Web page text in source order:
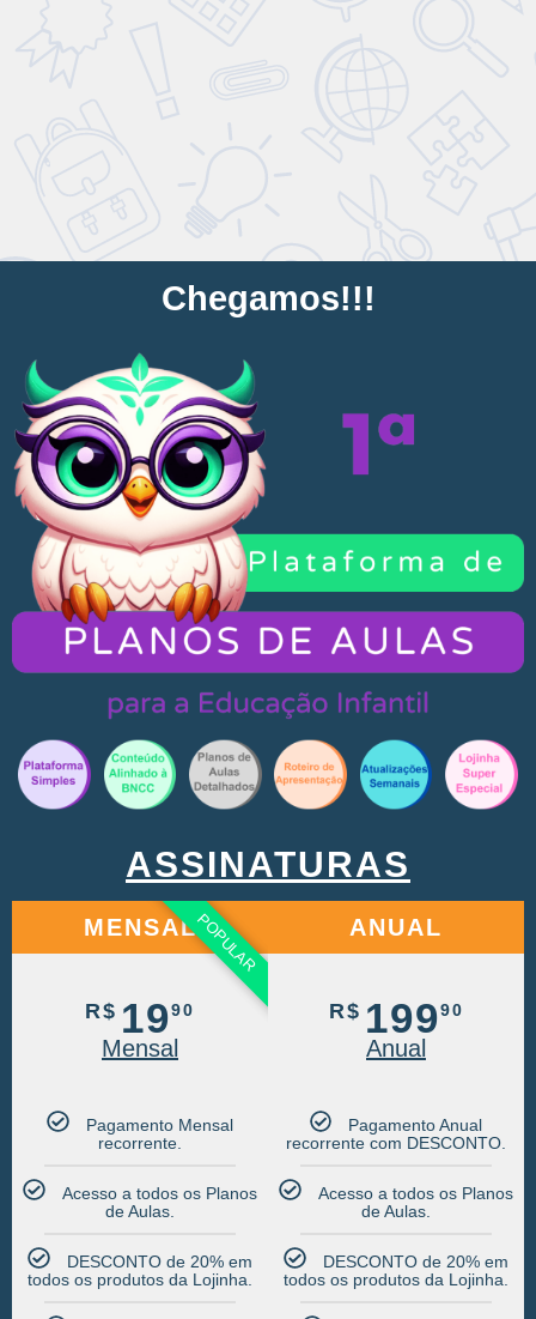
C hegamos!!!
ASSINATURAS
MENSAL
R$ 1990
Mensal
Pagamento Mensal
recorrente.​
Acesso a todos os Planos
de Aulas.​
DESCONTO de 20% em
todos os produtos da Lojinha.​
POPULAR ANUAL
R$ 19990
Anual
Pagamento Anual
recorrente com DESCONTO.​
Acesso a todos os Planos
de Aulas.​
DESCONTO de 20% em
todos os produtos da Lojinha.​